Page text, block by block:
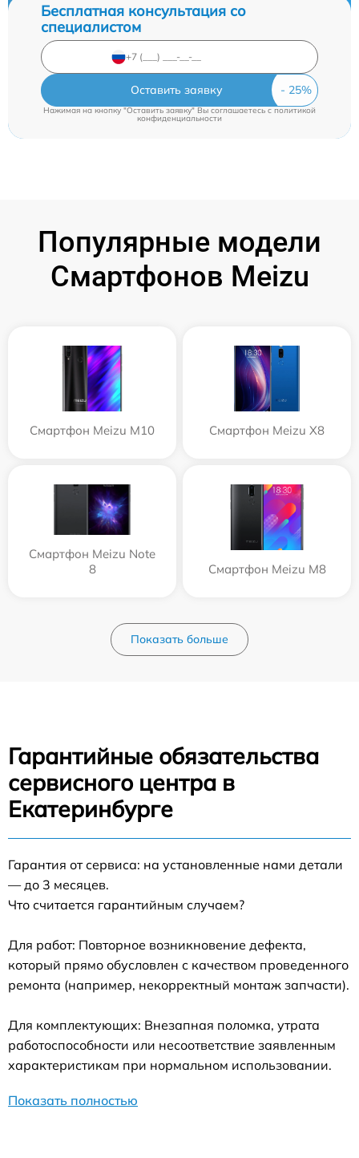
Бесплатная консультация со
специалистом
Оставить заявку
Нажимая на кнопку "Оставить заявку" Вы соглашаетесь cполитикой
конфиденциальности
Популярные модели
Смартфонов Meizu
Смартфон Meizu M10 Смартфон Meizu X8
Смартфон Meizu Note
8
Смартфон Meizu M8
Показать больше
Гарантийные обязательства
сервисного центра в
Екатеринбурге
Гарантия от сервиса: на установленные нами детали
— до 3 месяцев.
Что считается гарантийным случаем?
Для работ: Повторное возникновение дефекта,
который прямо обусловлен с качеством проведенного
ремонта (например, некорректный монтаж запчасти).
Для комплектующих: Внезапная поломка, утрата
работоспособности или несоответствие заявленным
характеристикам при нормальном использовании.
Показать полностью